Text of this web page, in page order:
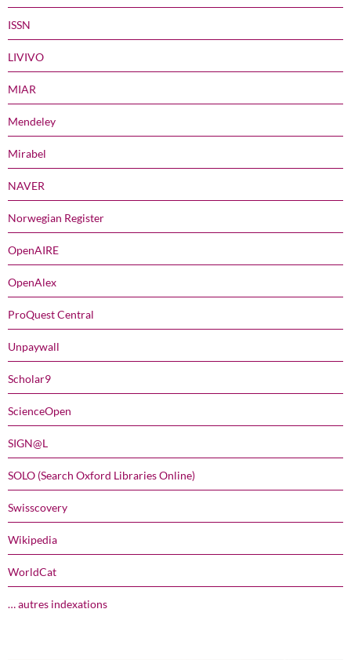
ISSN
LIVIVO
MIAR
Mendeley
Mirabel
NAVER
Norwegian Register
OpenAIRE
OpenAlex
ProQuest Central
Unpaywall
Scholar9
ScienceOpen
SIGN@L
SOLO (Search Oxford Libraries Online)
Swisscovery
Wikipedia
WorldCat
… autres indexations